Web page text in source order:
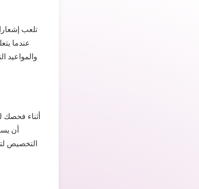
تلعب
عندما
والمواعيد
أثناء فحصك
أن
التخصيص